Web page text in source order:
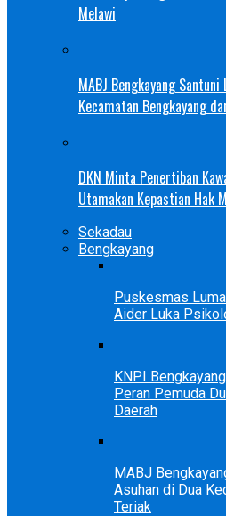
Melawi
MABJ Bengkayang
Kecamatan Bengkayang
DKN Minta Penertiban
Utamakan Kepastian Hak
Sekadau
Bengkayang
Puskesmas
Aider Luka
KNPI
Peran Pemuda
Daerah
MABJ
Asuhan di Dua
Teriak